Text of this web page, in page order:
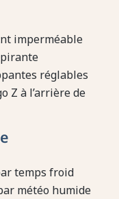
imperméable
réglables
Z à l’arrière de
temps froid
météo humide